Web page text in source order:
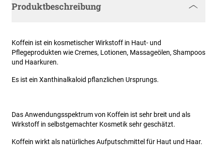
Produktbeschreibung
Koffein ist ein kosmetischer Wirkstoff in Haut- und
Pflegeprodukten wie Cremes, Lotionen, Massageölen, Shampoos
und Haarkuren.
Es ist ein Xanthinalkaloid pflanzlichen Ursprungs.
Das Anwendungsspektrum von Koffein ist sehr breit und als
Wirkstoff in selbstgemachter Kosmetik sehr geschätzt.
Koffein wirkt als natürliches Aufputschmittel für Haut und Haar.